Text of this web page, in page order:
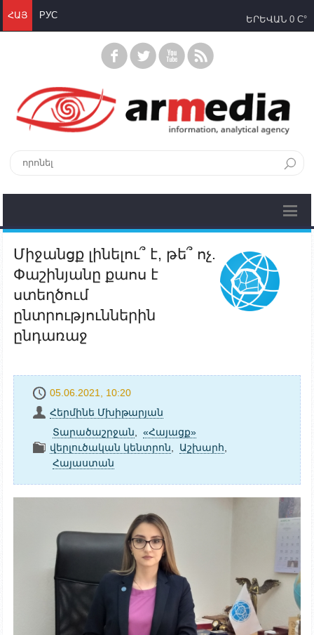
ՀԱՅ РУС ԵՐԵՎԱՆ 0 C°
Միջանցք լինելու՞ է, թե՞ ոչ.
Փաշինյանը քաոս է
ստեղծում
ընտրություններին
ընդառաջ
05.06.2021, 10:20
Հերմինե Մխիթարյան
Տարածաշրջան
«Հայացք»
վերլուծական կենտրոն
Աշխարհ
Հայաստան